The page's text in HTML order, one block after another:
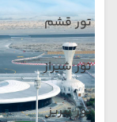
تور قشم
تور شیراز
تور تبریز